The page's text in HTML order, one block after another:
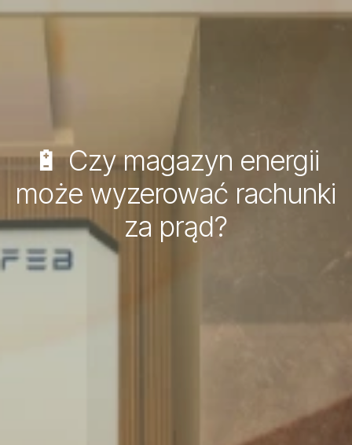
🔋 Czy magazyn energii
może wyzerować rachunki
za prąd?